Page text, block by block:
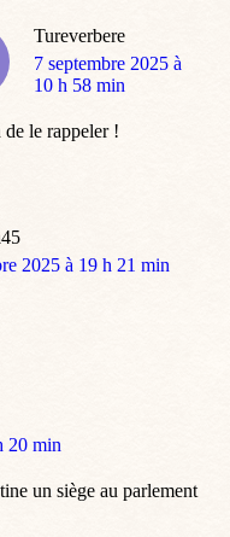
Tureverbere
dit
:
7 septembre 2025 à
10 h 58 min
de le rappeler !
2025 à 19 h 21 min
20 min
un siège au parlement